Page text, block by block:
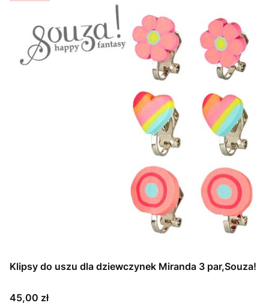
Klipsy do uszu dla dziewczynek Miranda 3 par,Souza!
Cena
45,00 zł